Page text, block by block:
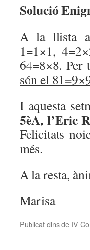
Solució
A la llista
1=1×1,
64=8×8. Per
són el
I aquesta
5èA, l’Eric
Felicitats
més.
A la resta,
Marisa
Publicat dins de IV